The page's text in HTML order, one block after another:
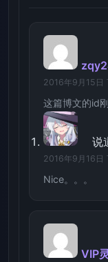
2016年9月15日
这篇博文的id
说
2016年9月16日
Nice。。。
VIP